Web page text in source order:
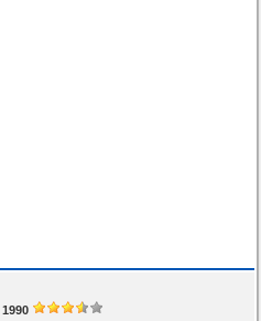
1990